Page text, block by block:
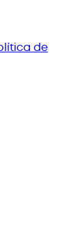
de